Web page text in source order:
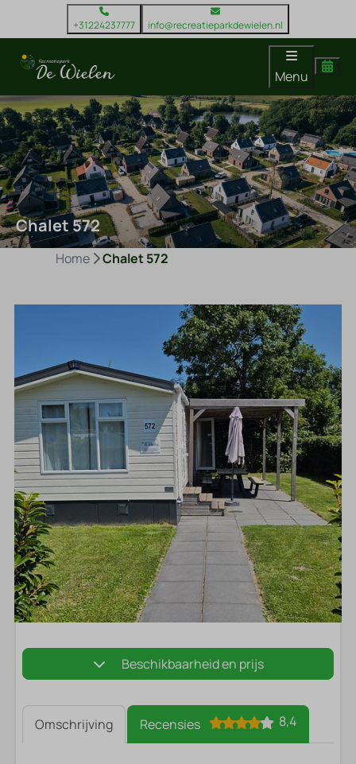
+31224237777 info@recreatieparkdewielen.nl
Menu
Chalet 572
Home Chalet 572
Beschikbaarheid en prijs
Omschrijving Recensies 8,4